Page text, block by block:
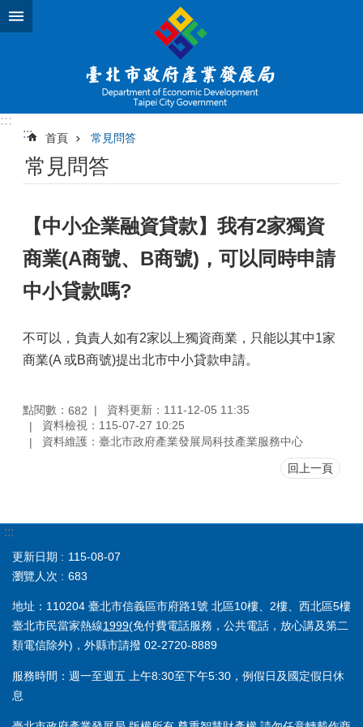
跳到主要內容區塊
:::
:::
首頁 常見問答
常見問答
【中小企業融資貸款】我有2家獨資
商業(A商號、B商號)，可以同時申請
中小貸款嗎?
不可以，負責人如有2家以上獨資商業，只能以其中1家
商業(A 或B商號)提出北市中小貸款申請。
點閱數： 682
資料更新：111-12-05 11:35
資料檢視：115-07-27 10:25
資料維護：臺北市政府產業發展局科技產業服務中心
回上一頁
:::
更新日期
115-08-07
瀏覽人次
683
地址：110204 臺北市信義區市府路1號 北區10樓、2樓、西北區5樓
臺北市民當家熱線1999(免付費電話服務，公共電話，放心講及第二
類電信除外)，外縣市請撥 02-2720-8889
服務時間：週一至週五 上午8:30至下午5:30，例假日及國定假日休
息